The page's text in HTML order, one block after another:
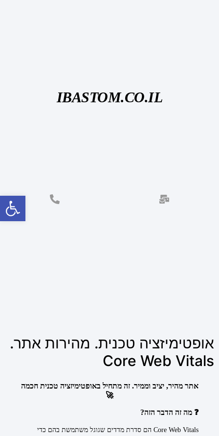
פתח סרגל נגישות
IBASTOM.CO.IL
אופטימיזציה טכנית. מהירות אתר.
Core Web Vitals
אתר מהיר, יציב וממיר. זה מתחיל באופטימיזציה טכנית חכמה
🚀
❓ מה זה הדבר הזה?
Core Web Vitals הם סדרת מדדים שגוגל משתמשת בהם כדי